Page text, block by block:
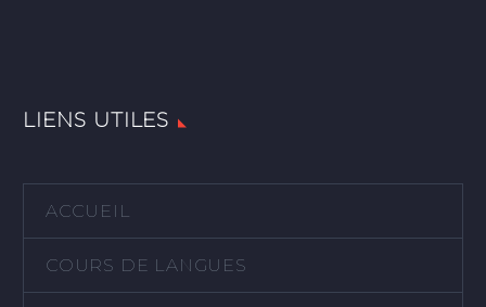
LIENS UTILES
ACCUEIL
COURS DE LANGUES